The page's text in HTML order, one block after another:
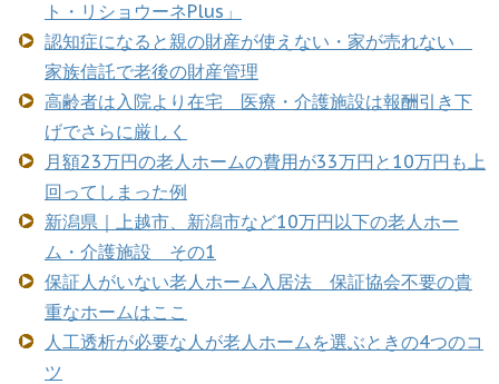
ト・リショウーネPlus」
認知症になると親の財産が使えない・家が売れない
家族信託で老後の財産管理
高齢者は入院より在宅 医療・介護施設は報酬引き下
げでさらに厳しく
月額23万円の老人ホームの費用が33万円と10万円も上
回ってしまった例
新潟県｜上越市、新潟市など10万円以下の老人ホー
ム・介護施設 その1
保証人がいない老人ホーム入居法 保証協会不要の貴
重なホームはここ
人工透析が必要な人が老人ホームを選ぶときの4つのコ
ツ